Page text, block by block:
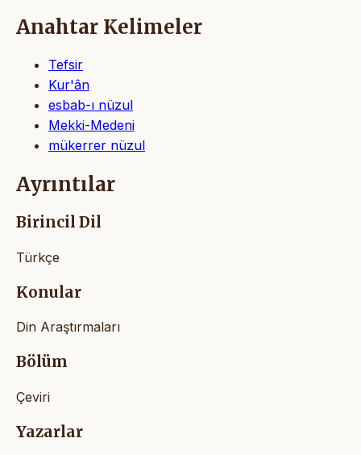
Anahtar Kelimeler
Tefsir
Kur'ân
esbab-ı nüzul
Mekki-Medeni
mükerrer nüzul
Ayrıntılar
Birincil Dil
Türkçe
Konular
Din Araştırmaları
Bölüm
Çeviri
Yazarlar